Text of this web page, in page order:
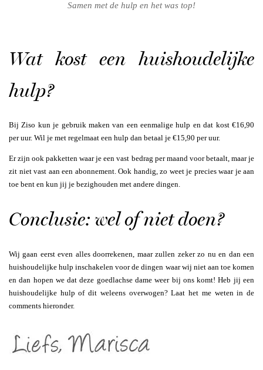
Samen met de hulp en het was top!
Wat kost een huishoudelijke
hulp?
Bij Ziso kun je gebruik maken van een eenmalige hulp en dat kost €16,90
per uur. Wil je met regelmaat een hulp dan betaal je €15,90 per uur.
Er zijn ook pakketten waar je een vast bedrag per maand voor betaalt, maar je
zit niet vast aan een abonnement. Ook handig, zo weet je precies waar je aan
toe bent en kun jij je bezighouden met andere dingen.
Conclusie: wel of niet doen?
Wij gaan eerst even alles doorrekenen, maar zullen zeker zo nu en dan een
huishoudelijke hulp inschakelen voor de dingen waar wij niet aan toe komen
en dan hopen we dat deze goedlachse dame weer bij ons komt! Heb jij een
huishoudelijke hulp of dit weleens overwogen? Laat het me weten in de
comments hieronder.